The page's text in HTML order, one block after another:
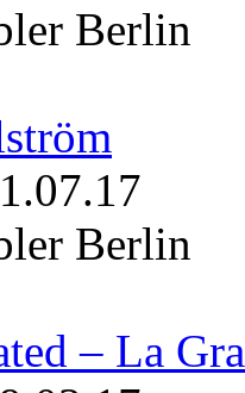
Berlin
Berlin
– La